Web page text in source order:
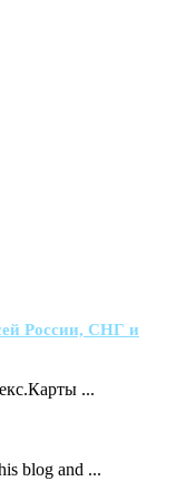
России, СНГ и
...
blog and ...